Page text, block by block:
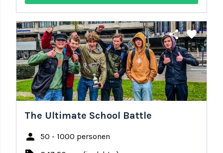
share favorite
The Ultimate School Battle
person 50 - 1000 personen